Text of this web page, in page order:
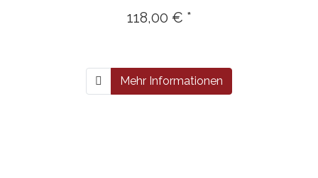
118,00 € *
Mehr Informationen